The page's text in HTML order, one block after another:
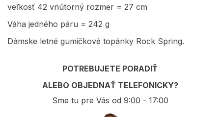
veľkosť 42 vnútorný rozmer = 27 cm
Váha jedného páru = 242 g
Dámske letné gumičkové topánky Rock Spring.
POTREBUJETE PORADIŤ
ALEBO OBJEDNAŤ TELEFONICKY?
Sme tu pre Vás od 9:00 - 17:00